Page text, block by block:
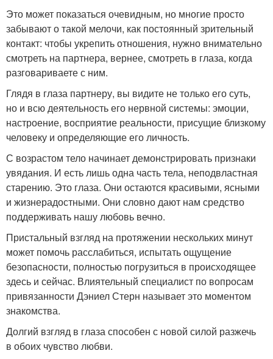
Это может показаться очевидным, но многие просто
забывают о такой мелочи, как постоянный зрительный
контакт: чтобы укрепить отношения, нужно внимательно
смотреть на партнера, вернее, смотреть в глаза, когда
разговариваете с ним.
Глядя в глаза партнеру, вы видите не только его суть,
но и всю деятельность его нервной системы: эмоции,
настроение, восприятие реальности, присущие близкому
человеку и определяющие его личность.
С возрастом тело начинает демонстрировать признаки
увядания. И есть лишь одна часть тела, неподвластная
старению. Это глаза. Они остаются красивыми, ясными
и жизнерадостными. Они словно дают нам средство
поддерживать нашу любовь вечно.
Пристальный взгляд на протяжении нескольких минут
может помочь расслабиться, испытать ощущение
безопасности, полностью погрузиться в происходящее
здесь и сейчас. Влиятельный специалист по вопросам
привязанности Дэниел Стерн называет это моментом
знакомства.
Долгий взгляд в глаза способен с новой силой разжечь
в обоих чувство любви.